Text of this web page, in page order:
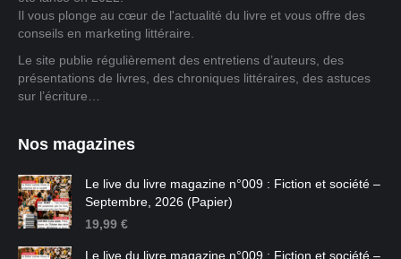
Il vous plonge au cœur de l'actualité du livre et vous offre des
conseils en marketing littéraire.
Le site publie régulièrement des entretiens d’auteurs, des
présentations de livres, des chroniques littéraires, des astuces
sur l’écriture…
Nos magazines
Le live du livre magazine n°009 : Fiction et société –
Septembre, 2026 (Papier)
19,99 €
Le live du livre magazine n°009 : Fiction et société –